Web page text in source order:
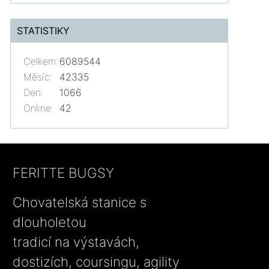
STATISTIKY
Online: 42
Celkem: 6089544
Měsíc:
42335
Den:
1066
FERITTE BUGSY
Chovatelská stanice s
dlouholetou
tradicí na výstavách,
dostizích, coursingu, agility